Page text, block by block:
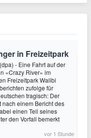
in Freizeitpark
- Eine Fahrt auf der
«Crazy River» im
Freizeitpark Walibi
zufolge für
tragisch: Der
nach einem Bericht des
einen Teil seines
den Vorfall bemerkt
vor 1 Stunde